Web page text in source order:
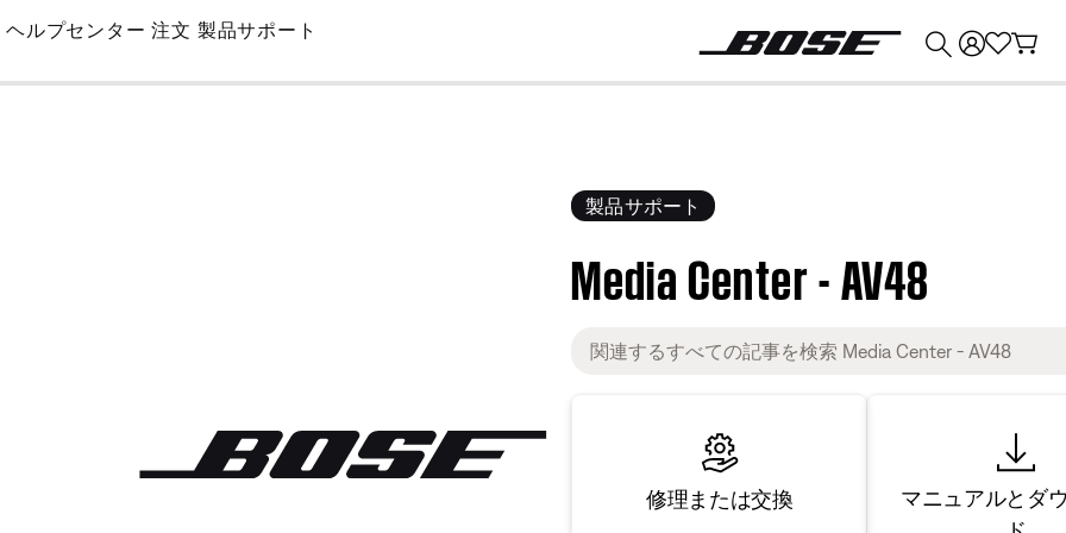
Skip
Main
ヘルプセンター 注文 製品サポート
製品サポート
Media Center - AV48
修理または交換
マニュアルとダ